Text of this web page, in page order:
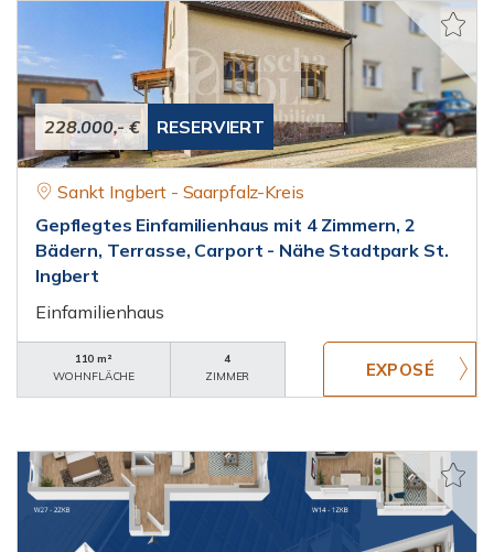
228.000,- € RESERVIERT
Sankt Ingbert - Saarpfalz-Kreis
Gepflegtes Einfamilienhaus mit 4 Zimmern, 2
Bädern, Terrasse, Carport - Nähe Stadtpark St.
Ingbert
Einfamilienhaus
110 m²
WOHNFLÄCHE
4
ZIMMER